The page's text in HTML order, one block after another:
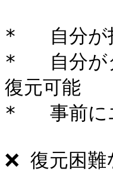
*   自分が
*   自分が
復元可能
*   事前に
❌ 復元困難